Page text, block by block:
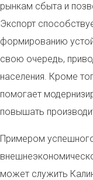
рынкам сбыта и
Экспорт
формированию
свою очередь,
населения. Кроме
помогает
повышать
Примером
может служить